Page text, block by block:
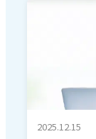
2025.12.15